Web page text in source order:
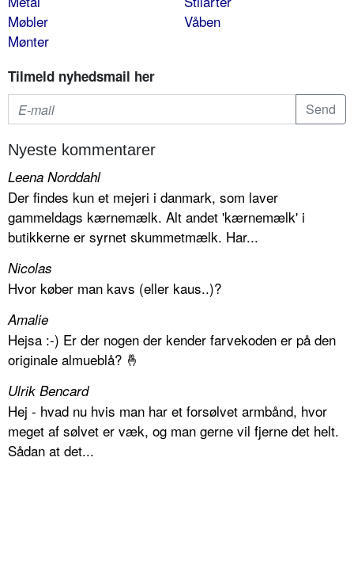
Møbler
Mønter
Våben
Tilmeld nyhedsmail her
Nyeste kommentarer
Leena Norddahl
Der findes kun et mejeri i danmark, som laver
gammeldags kærnemælk. Alt andet 'kærnemælk' i
butikkerne er syrnet skummetmælk. Har...
Nicolas
Hvor køber man kavs (eller kaus..)?
Amalie
Hejsa :-) Er der nogen der kender farvekoden er på den
originale almueblå? 🤞
Ulrik Bencard
Hej - hvad nu hvis man har et forsølvet armbånd, hvor
meget af sølvet er væk, og man gerne vil fjerne det helt.
Sådan at det...